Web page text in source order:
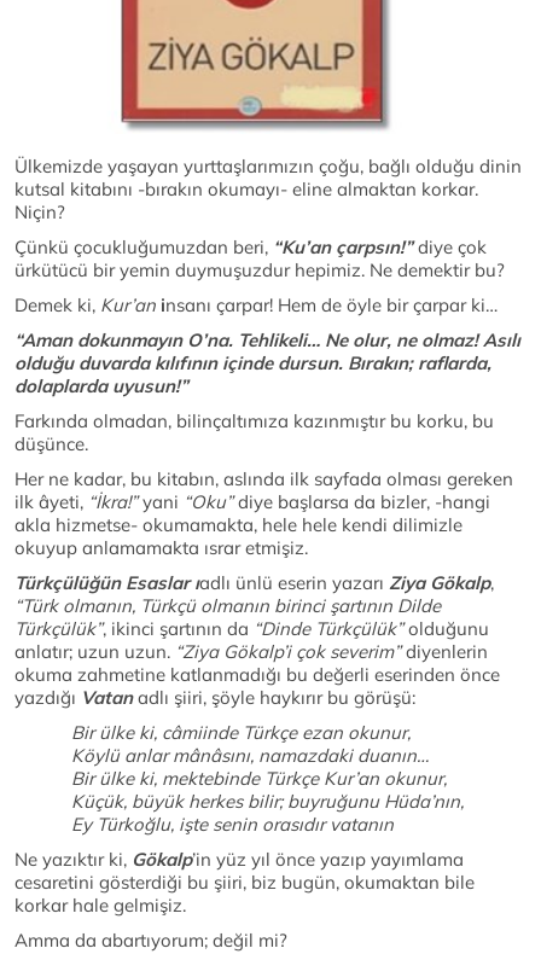
Ülkemizde yaşayan yurttaşlarımızın çoğu, bağlı olduğu dinin
kutsal kitabını -bırakın okumayı- eline almaktan korkar.
Niçin?
Çünkü çocukluğumuzdan beri, “Ku’an çarpsın!”diye çok
ürkütücü bir yemin duymuşuzdur hepimiz. Ne demektir bu?
Demek ki, Kur’an insanı çarpar! Hem de öyle bir çarpar ki…
“Aman dokunmayın O’na. Tehlikeli… Ne olur, ne olmaz! Asılı
olduğu duvarda kılıfının içinde dursun. Bırakın; raflarda,
dolaplarda uyusun!”
Farkında olmadan, bilinçaltımıza kazınmıştır bu korku, bu
düşünce.
Her ne kadar, bu kitabın, aslında ilk sayfada olması gereken
ilk âyeti, “İkra!”yani “Oku”diye başlarsa da bizler, -hangi
akla hizmetse- okumamakta, hele hele kendi dilimizle
okuyup anlamamakta ısrar etmişiz.
Türkçülüğün Esaslar ıadlı ünlü eserin yazarı Ziya Gökalp,
“Türk olmanın, Türkçü olmanın birinci şartının Dilde
Türkçülük”, ikinci şartının da “Dinde Türkçülük”olduğunu
anlatır; uzun uzun. “Ziya Gökalp’i çok severim”diyenlerin
okuma zahmetine katlanmadığı bu değerli eserinden önce
yazdığı Vatanadlı şiiri, şöyle haykırır bu görüşü:
Bir ülke ki, câmiinde Türkçe ezan okunur,
Köylü anlar mânâsını, namazdaki duanın…
Bir ülke ki, mektebinde Türkçe Kur’an okunur,
Küçük, büyük herkes bilir; buyruğunu Hüda’nın,
Ey Türkoğlu, işte senin orasıdır vatanın
Ne yazıktır ki, Gökalp’in yüz yıl önce yazıp yayımlama
cesaretini gösterdiği bu şiiri, biz bugün, okumaktan bile
korkar hale gelmişiz.
Amma da abartıyorum; değil mi?